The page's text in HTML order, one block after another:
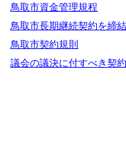
鳥取市資金管理規程
鳥取市長期継続契約を締
鳥取市契約規則
議会の議決に付すべき契